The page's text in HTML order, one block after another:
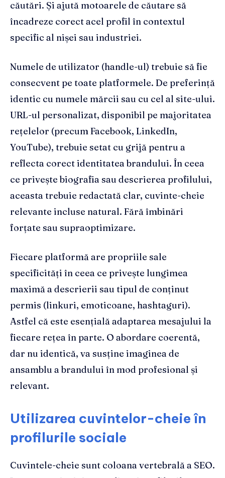
căutări. Și ajută motoarele de căutare să
încadreze corect acel profil în contextul
specific al nișei sau industriei.
Numele de utilizator (handle-ul) trebuie să fie
consecvent pe toate platformele. De preferință
identic cu numele mărcii sau cu cel al site-ului.
URL-ul personalizat, disponibil pe majoritatea
rețelelor (precum Facebook, LinkedIn,
YouTube), trebuie setat cu grijă pentru a
reflecta corect identitatea brandului. În ceea
ce privește biografia sau descrierea profilului,
aceasta trebuie redactată clar, cuvinte-cheie
relevante incluse natural. Fără îmbinări
forțate sau supraoptimizare.
Fiecare platformă are propriile sale
specificități în ceea ce privește lungimea
maximă a descrierii sau tipul de conținut
permis (linkuri, emoticoane, hashtaguri).
Astfel că este esențială adaptarea mesajului la
fiecare rețea în parte. O abordare coerentă,
dar nu identică, va susține imaginea de
ansamblu a brandului în mod profesional și
relevant.
Utilizarea cuvintelor-cheie în
profilurile sociale
Cuvintele-cheie sunt coloana vertebrală a SEO.